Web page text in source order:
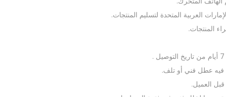
العربية المتحدة لتسليم المنتجات.
المنتجات.
فيه عطل فني أو تلف.
العميل.